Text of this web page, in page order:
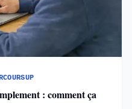
: comment ça